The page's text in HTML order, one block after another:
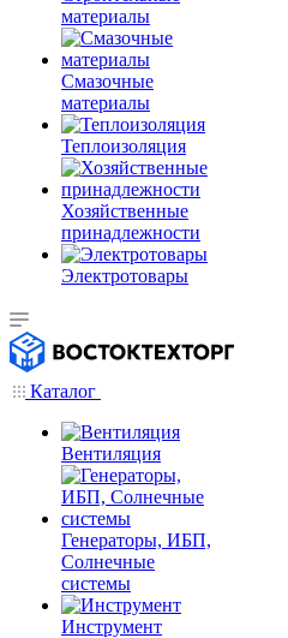
материалы
Смазочные
материалы
Теплоизоляция
Хозяйственные
принадлежности
Электротовары
Каталог
Вентиляция
Генераторы, ИБП,
Солнечные
системы
Инструмент